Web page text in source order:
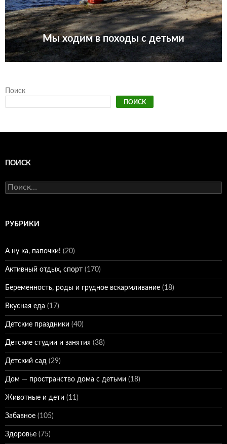
Мы ходим в походы с детьми
Поиск
ПОИСК
ПОИСК
Найти:
РУБРИКИ
А ну ка, папочки! (20)
Активный отдых, спорт (170)
Беременность, роды и грудное вскармливание (18)
Вкусная еда (17)
Детские праздники (40)
Детские студии и занятия (38)
Детский сад (29)
Дом — пространство дома с детьми (18)
Животные и дети (11)
Забавное (105)
Здоровье (75)